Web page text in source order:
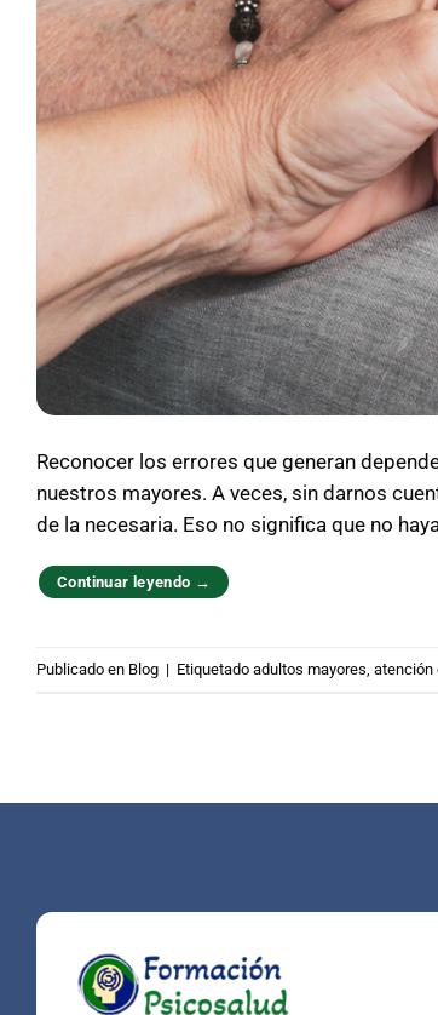
Reconocer los errores que generan
nuestros mayores. A veces, sin darnos
de la necesaria. Eso no significa que no
Continuar leyendo →
Publicado en Blog | Etiquetado adultos mayores atención